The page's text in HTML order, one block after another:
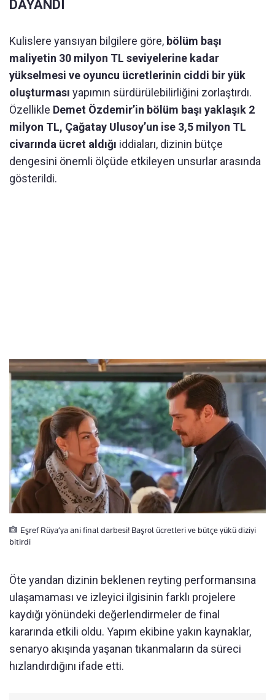
DAYANDI
Kulislere yansıyan bilgilere göre, bölüm başı
maliyetin 30 milyon TL seviyelerine kadar
yükselmesi ve oyuncu ücretlerinin ciddi bir yük
oluşturması yapımın sürdürülebilirliğini zorlaştırdı.
Özellikle Demet Özdemir’in bölüm başı yaklaşık 2
milyon TL, Çağatay Ulusoy’un ise 3,5 milyon TL
civarında ücret aldığı iddiaları, dizinin bütçe
dengesini önemli ölçüde etkileyen unsurlar arasında
gösterildi.
Eşref Rüya’ya ani final darbesi! Başrol ücretleri ve bütçe yükü diziyi
bitirdi
Öte yandan dizinin beklenen reyting performansına
ulaşamaması ve izleyici ilgisinin farklı projelere
kaydığı yönündeki değerlendirmeler de final
kararında etkili oldu. Yapım ekibine yakın kaynaklar,
senaryo akışında yaşanan tıkanmaların da süreci
hızlandırdığını ifade etti.